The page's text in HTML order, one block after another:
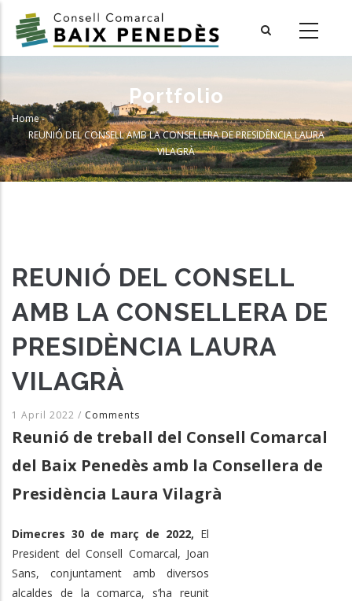
main
Portfolio
Breadcrumb
Home-
REUNIÓ DEL CONSELL AMB LA CONSELLERA DE PRESIDÈNCIA LAURA
VILAGRÀ
REUNIÓ DEL CONSELL
AMB LA CONSELLERA DE
PRESIDÈNCIA LAURA
VILAGRÀ
1 April 2022 / Comments
Reunió de treball del Consell Comarcal
del Baix Penedès amb la Consellera de
Presidència Laura Vilagrà
Dimecres 30 de març de 2022, El
President del Consell Comarcal, Joan
Sans, conjuntament amb diversos
alcaldes de la comarca, s’ha reunit